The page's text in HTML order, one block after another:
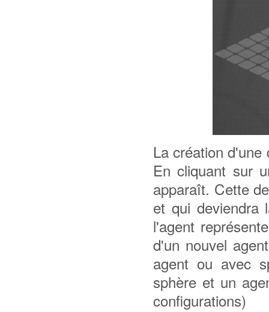
La création
En cliquant sur
apparaît. Cette
et qui deviendra
l'agent
d'un nouvel
agent ou avec
sphère et un
configurations)